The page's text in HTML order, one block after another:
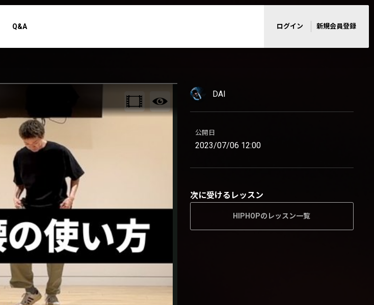
Q&A ログイン 新規会員登録
DAI
公開日
2023/07/06 12:00
次に受けるレッスン
HIPHOPのレッスン一覧